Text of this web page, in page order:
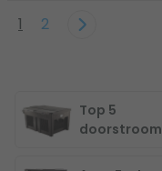
1 2
Top 5